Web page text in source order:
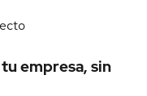
empresa, sin